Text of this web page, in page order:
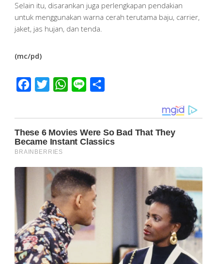
Selain itu, disarankan juga perlengkapan pendakian
untuk menggunakan warna cerah terutama baju, carrier,
jaket, jas hujan, dan tenda.
(mc/pd)
Facebook
Twitter WhatsApp
Line